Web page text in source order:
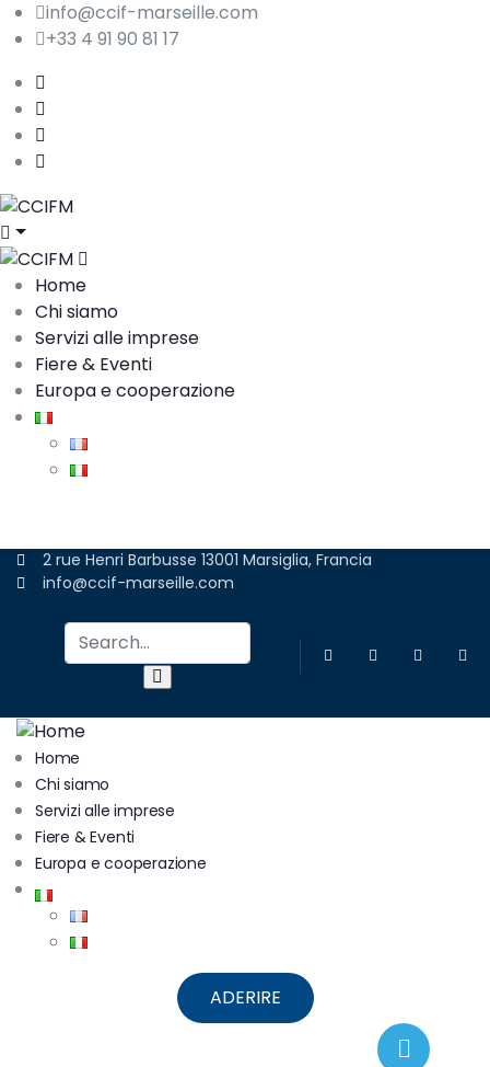
info@ccif-marseille.com
+33 4 91 90 81 17
Home
Chi siamo
Servizi alle imprese
Fiere & Eventi
Europa e cooperazione
2 rue Henri Barbusse 13001 Marsiglia, Francia
info@ccif-marseille.com
Home
Chi siamo
Servizi alle imprese
Fiere & Eventi
Europa e cooperazione
ADERIRE